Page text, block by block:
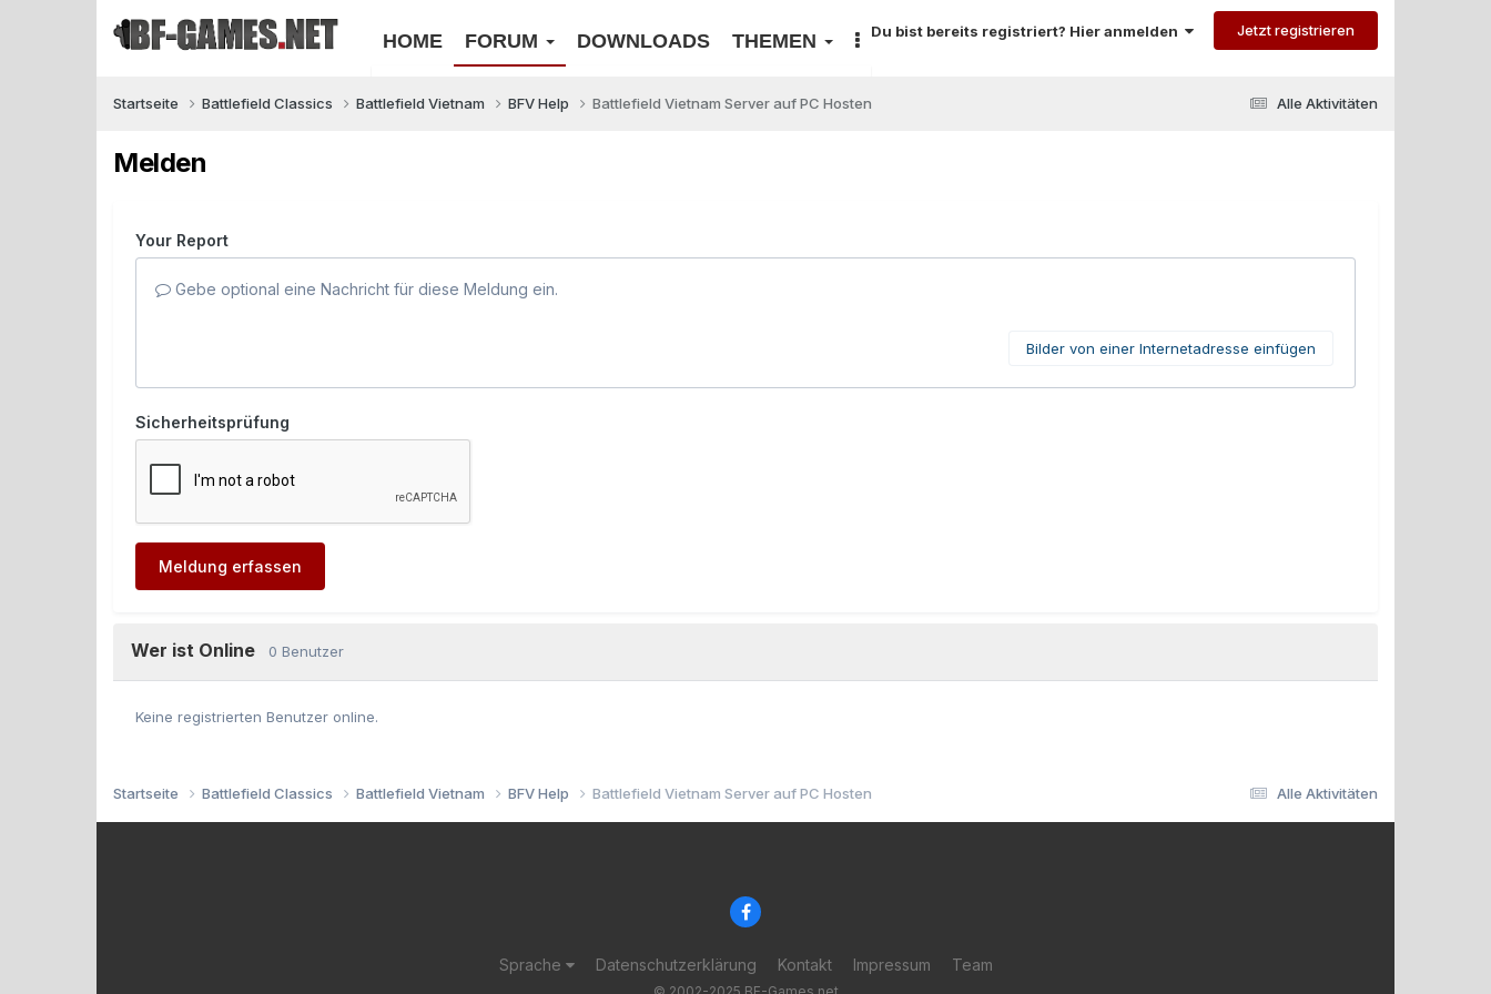
HOME FORUM DOWNLOADS THEMEN Du bist bereits registriert? Hier anmelden Jetzt registrieren
Alle Aktivitäten
Startseite Battlefield Classics Battlefield Vietnam BFV Help Battlefield Vietnam Server auf PC Hosten
Melden
Your Report
Gebe optional eine Nachricht für diese Meldung ein.
Bilder von einer Internetadresse einfügen
Sicherheitsprüfung
Meldung erfassen
Wer ist Online 0 Benutzer
Keine registrierten Benutzer online.
Alle Aktivitäten
Startseite Battlefield Classics Battlefield Vietnam BFV Help Battlefield Vietnam Server auf PC Hosten
Sprache Datenschutzerklärung Kontakt Impressum Team